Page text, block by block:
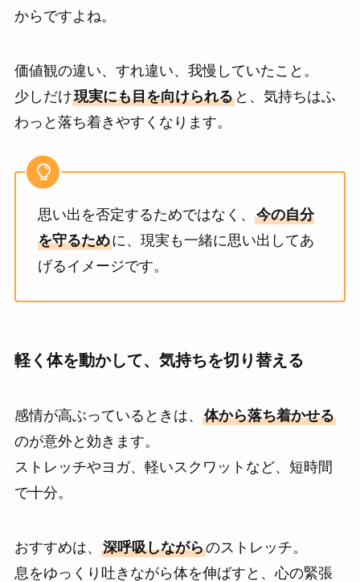
からですよね。
価値観の違い、すれ違い、我慢していたこと。
少しだけ現実にも目を向けられると、気持ちはふ
わっと落ち着きやすくなります。
思い出を否定するためではなく、 今の自分
を守るために、現実も一緒に思い出してあ
げるイメージです。
軽く体を動かして、気持ちを切り替える
感情が高ぶっているときは、 体から落ち着かせる
のが意外と効きます。
ストレッチやヨガ、軽いスクワットなど、短時間
で十分。
おすすめは、 深呼吸しながらのストレッチ。
息をゆっくり吐きながら体を伸ばすと、心の緊張